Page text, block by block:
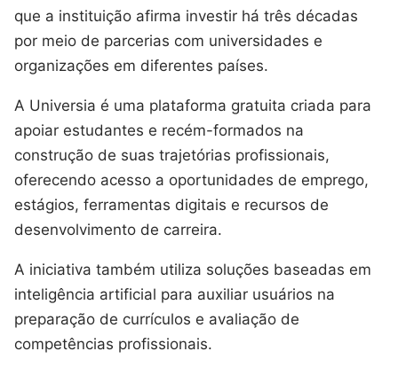
que a instituição afirma investir há três décadas
por meio de parcerias com universidades e
organizações em diferentes países.
A Universia é uma plataforma gratuita criada para
apoiar estudantes e recém-formados na
construção de suas trajetórias profissionais,
oferecendo acesso a oportunidades de emprego,
estágios, ferramentas digitais e recursos de
desenvolvimento de carreira.
A iniciativa também utiliza soluções baseadas em
inteligência artificial para auxiliar usuários na
preparação de currículos e avaliação de
competências profissionais.